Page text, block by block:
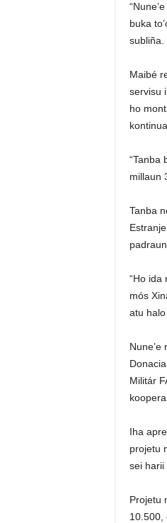
buka
subliña.
Maibé
servisu
ho
“Tanba
millaun
Tanba
“Ho ida
mós
atu
Militár
Iha
projetu
sei harii
Projetu
10.500,